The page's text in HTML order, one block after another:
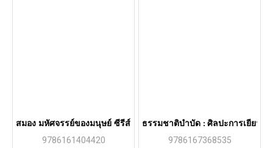
สมอง มหัศจรรย์ของมนุษย์ ซีรีส์สนุกจนตาสว่าง / โมงิ เคนอิจิโร่ / เส
9786161404420
ธรรมชาติบำบัด : ศิลปะการเยียวย
9786167368535